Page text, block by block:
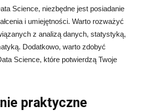
Science, niezbędne jest posiadanie
i umiejętności. Warto rozważyć
z analizą danych, statystyką,
Dodatkowo, warto zdobyć
Science, które potwierdzą Twoje
praktyczne